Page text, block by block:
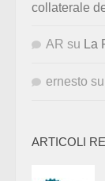
collaterale
AR su La
ernesto su
ARTICOLI